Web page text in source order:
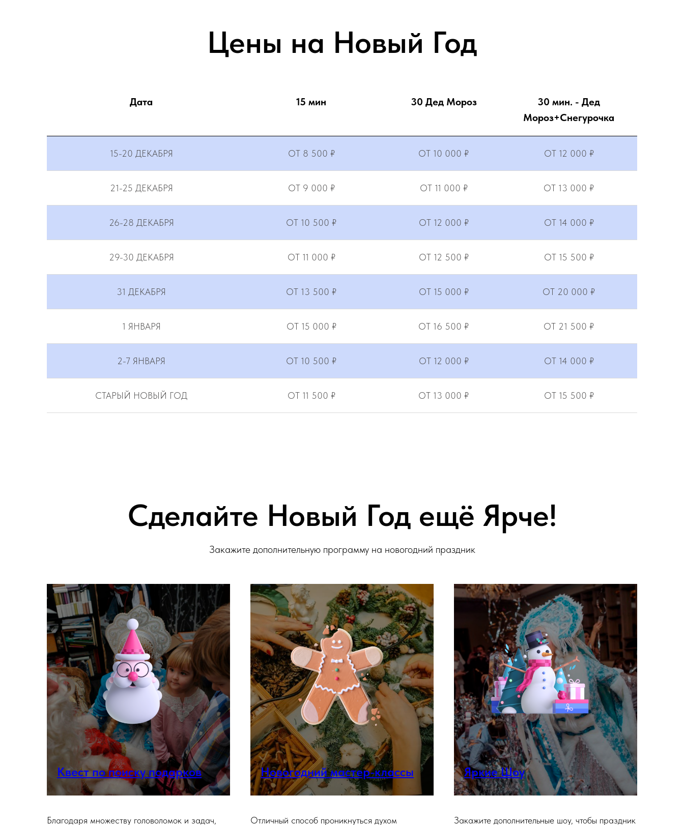
Цены на Новый Год
Дата 15 мин 30 Дед Мороз
30 мин. - Дед
Мороз+Снегурочка
15-20 ДЕКАБРЯ ОТ 8 500 ₽ ОТ 10 000 ₽ ОТ 12 000 ₽
21-25 ДЕКАБРЯ ОТ 9 000 ₽ ОТ 11 000 ₽ ОТ 13 000 ₽
26-28 ДЕКАБРЯ ОТ 10 500 ₽ ОТ 12 000 ₽ ОТ 14 000 ₽
29-30 ДЕКАБРЯ ОТ 11 000 ₽ ОТ 12 500 ₽ ОТ 15 500 ₽
31 ДЕКАБРЯ ОТ 13 500 ₽ ОТ 15 000 ₽ ОТ 20 000 ₽
1 ЯНВАРЯ ОТ 15 000 ₽ ОТ 16 500 ₽ ОТ 21 500 ₽
2-7 ЯНВАРЯ ОТ 10 500 ₽ ОТ 12 000 ₽ ОТ 14 000 ₽
СТАРЫЙ НОВЫЙ ГОД ОТ 11 500 ₽ ОТ 13 000 ₽ ОТ 15 500 ₽
Сделайте Новый Год ещё Ярче!
Закажите дополнительную программу на новогодний праздник
Квест по поиску подарков
Благодаря множеству головоломок и задач,
Новогодний мастер-классы
Отличный способ проникнуться духом
Яркие Шоу
Закажите дополнительные шоу, чтобы праздник